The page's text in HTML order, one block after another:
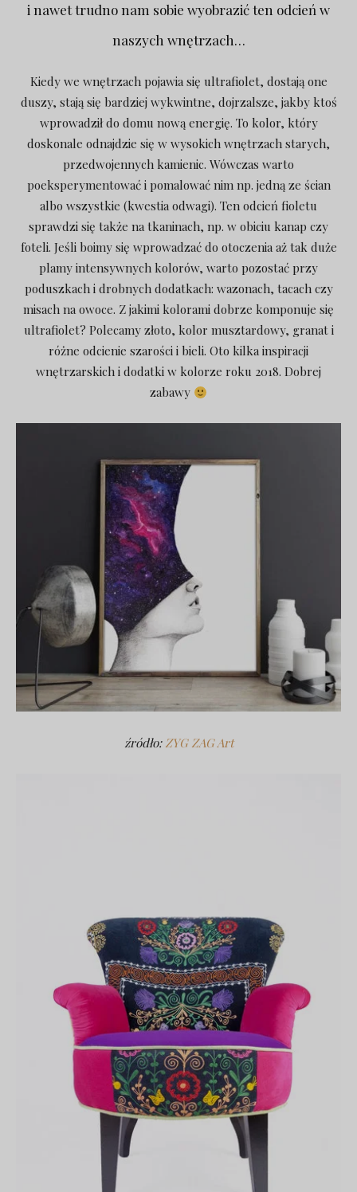
i nawet trudno nam sobie wyobrazić ten odcień w
naszych wnętrzach…
Kiedy we wnętrzach pojawia się ultrafiolet, dostają one
duszy, stają się bardziej wykwintne, dojrzalsze, jakby ktoś
wprowadził do domu nową energię. To kolor, który
doskonale odnajdzie się w wysokich wnętrzach starych,
przedwojennych kamienic. Wówczas warto
poeksperymentować i pomalować nim np. jedną ze ścian
albo wszystkie (kwestia odwagi). Ten odcień fioletu
sprawdzi się także na tkaninach, np. w obiciu kanap czy
foteli. Jeśli boimy się wprowadzać do otoczenia aż tak duże
plamy intensywnych kolorów, warto pozostać przy
poduszkach i drobnych dodatkach: wazonach, tacach czy
misach na owoce. Z jakimi kolorami dobrze komponuje się
ultrafiolet? Polecamy złoto, kolor musztardowy, granat i
różne odcienie szarości i bieli. Oto kilka inspiracji
wnętrzarskich i dodatki w kolorze roku 2018. Dobrej
zabawy
źródło: ZYG ZAG Art